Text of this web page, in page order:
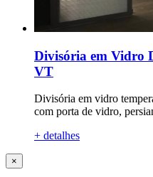
Divisória em Vidro
VT
Divisória em vidro
com porta de vidro,
+ detalhes
×